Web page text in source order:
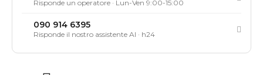
Risponde un operatore · Lun-Ven 9:00-15:00
090 914 6395
Risponde il nostro assistente AI · h24